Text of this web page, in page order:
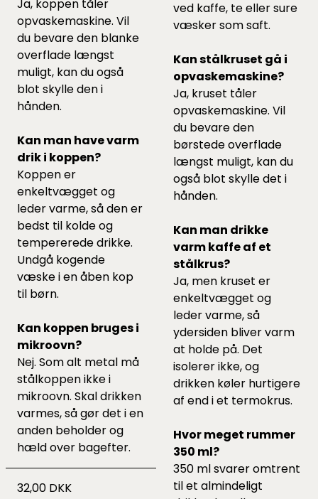
Ja, koppen tåler
opvaskemaskine. Vil
du bevare den blanke
overflade længst
muligt, kan du også
blot skylle den i
hånden.
Kan man have varm
drik i koppen?
Koppen er
enkeltvægget og
leder varme, så den er
bedst til kolde og
tempererede drikke.
Undgå kogende
væske i en åben kop
til børn.
Kan koppen bruges i
mikroovn?
Nej. Som alt metal må
stålkoppen ikke i
mikroovn. Skal drikken
varmes, så gør det i en
anden beholder og
hæld over bagefter.
32,00 DKK
ved kaffe, te eller sure
væsker som saft.
Kan stålkruset gå i
opvaskemaskine?
Ja, kruset tåler
opvaskemaskine. Vil
du bevare den
børstede overflade
længst muligt, kan du
også blot skylle det i
hånden.
Kan man drikke
varm kaffe af et
stålkrus?
Ja, men kruset er
enkeltvægget og
leder varme, så
ydersiden bliver varm
at holde på. Det
isolerer ikke, og
drikken køler hurtigere
af end i et termokrus.
Hvor meget rummer
350 ml?
350 ml svarer omtrent
til et almindeligt